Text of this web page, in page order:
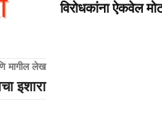
मागील लेख
इशारा
विरोधकांना ऐकवेल